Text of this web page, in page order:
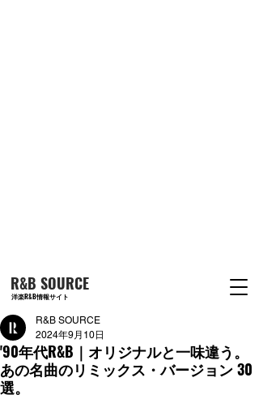
R&B SOURCE
洋楽R&B情報サイト
'90年代R&B｜オリジナルと一味違う。
あの名曲のリミックス・バージョン 30
選。
R&B SOURCE
2024年9月10日